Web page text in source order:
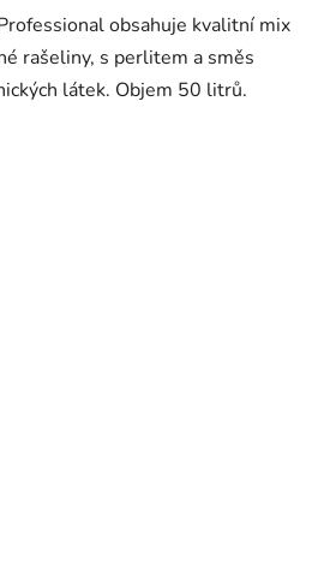
obsahuje kvalitní mix
rašeliny, s perlitem a směs
látek. Objem 50 litrů.